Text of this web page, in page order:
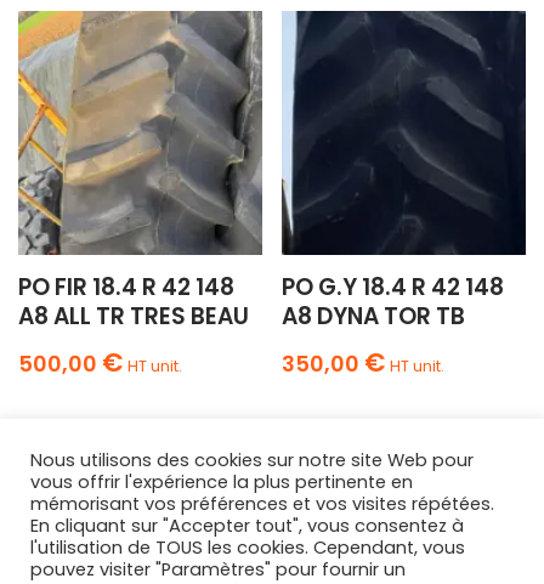
PO FIR 18.4 R 42 148
A8 ALL TR TRES BEAU
500,00 € HT unit.
PO G.Y 18.4 R 42 148
A8 DYNA TOR TB
350,00 € HT unit.
AGRIPNEUS
Nous utilisons des cookies sur notre site Web pour
vous offrir l'expérience la plus pertinente en
mémorisant vos préférences et vos visites répétées.
En cliquant sur "Accepter tout", vous consentez à
l'utilisation de TOUS les cookies. Cependant, vous
pouvez visiter "Paramètres" pour fournir un